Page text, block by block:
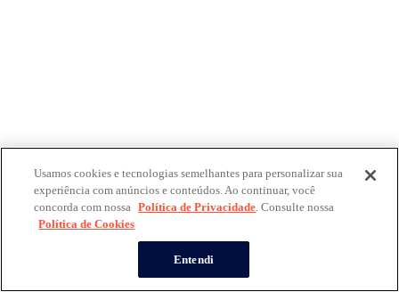
Usamos cookies e tecnologias semelhantes para personalizar sua
experiência com anúncios e conteúdos. Ao continuar, você
concorda com nossa Política de Privacidade. Consulte nossa
Política de Cookies
Entendi